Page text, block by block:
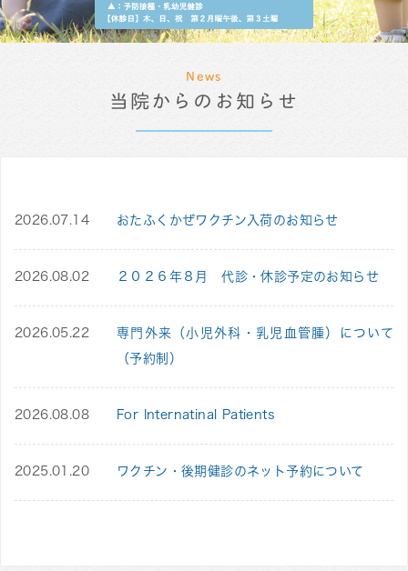
News
当院からのお知らせ
2026.07.14 おたふくかぜワクチン入荷のお知らせ
2026.08.02 ２０２６年８月 代診・休診予定のお知らせ
2026.05.22
専門外来（小児外科・乳児血管腫）について
（予約制）
2026.08.08 For Internatinal Patients
2025.01.20 ワクチン・後期健診のネット予約について